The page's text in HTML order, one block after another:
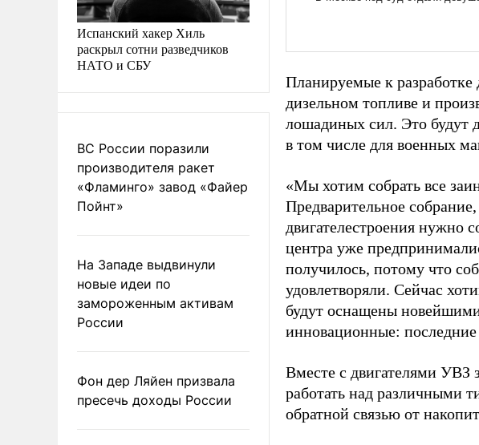
Испанский хакер Хиль
раскрыл сотни разведчиков
НАТО и СБУ
ВС России поразили
производителя ракет
«Фламинго» завод «Файер
Пойнт»
На Западе выдвинули
новые идеи по
замороженным активам
России
Фон дер Ляйен призвала
пресечь доходы России
Планируемые к разработке
дизельном топливе и
лошадиных сил. Это будут
в том числе для военных
«Мы хотим собрать все
Предварительное
двигателестроения нужно
центра уже
получилось, потому что
удовлетворяли. Сейчас
будут оснащены
инновационные: последние
Вместе с двигателями УВЗ
работать над различными
обратной связью от